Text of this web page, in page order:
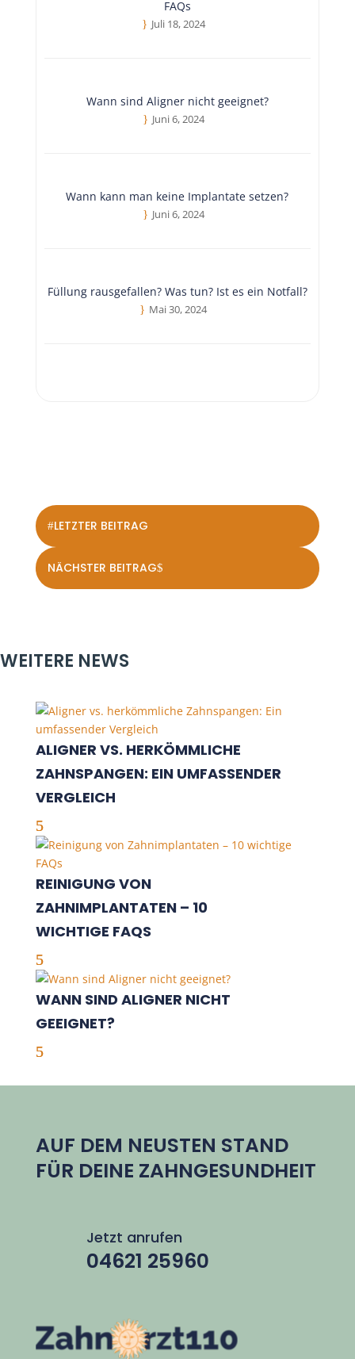
FAQs
Juli 18, 2024
Wann sind Aligner nicht geeignet?
Juni 6, 2024
Wann kann man keine Implantate setzen?
Juni 6, 2024
Füllung rausgefallen? Was tun? Ist es ein Notfall?
Mai 30, 2024
#LETZTER BEITRAG
NÄCHSTER BEITRAG$
WEITERE NEWS
ALIGNER VS. HERKÖMMLICHE
ZAHNSPANGEN: EIN UMFASSENDER
VERGLEICH
REINIGUNG VON
ZAHNIMPLANTATEN – 10
WICHTIGE FAQS
WANN SIND ALIGNER NICHT
GEEIGNET?
AUF DEM NEUSTEN STAND
FÜR DEINE ZAHNGESUNDHEIT
Jetzt anrufen
04621 25960